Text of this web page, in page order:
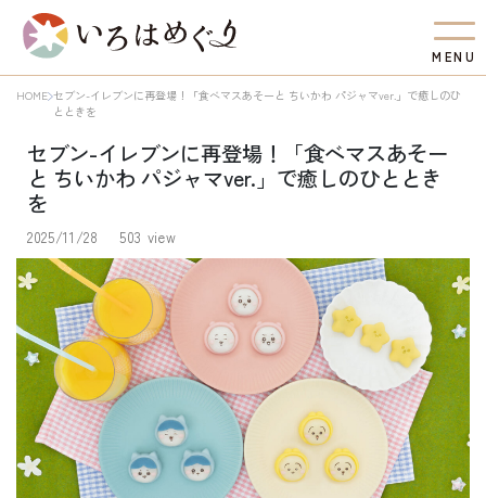
M EN U
HOME セブン-イレブンに再登場！「食べマスあそーと ちいかわ パジャマver.」で癒しのひ
とときを
セブン-イレブンに再登場！「食べマスあそー
と ちいかわ パジャマver.」で癒しのひととき
を
2025/11/28 503 view